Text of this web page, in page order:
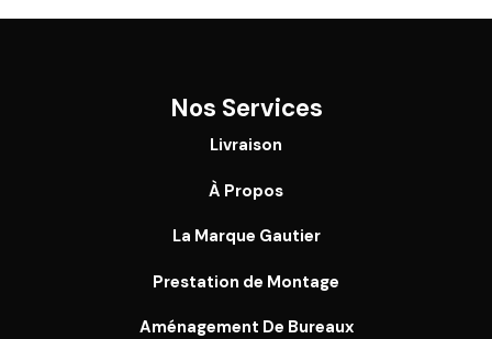
Nos Services
Livraison
À Propos
La Marque Gautier
Prestation de Montage
Aménagement De Bureaux